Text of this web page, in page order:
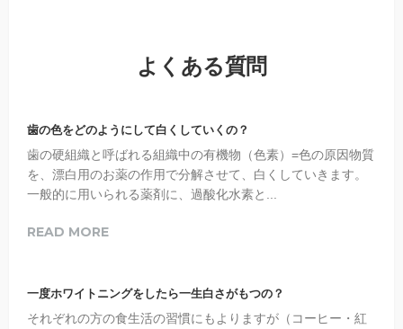
よくある質問
歯の色をどのようにして白くしていくの？
歯の硬組織と呼ばれる組織中の有機物（色素）=色の原因物質
を、漂白用のお薬の作用で分解させて、白くしていきます。
一般的に用いられる薬剤に、過酸化水素と...
READ MORE
一度ホワイトニングをしたら一生白さがもつの？
それぞれの方の食生活の習慣にもよりますが（コーヒー・紅